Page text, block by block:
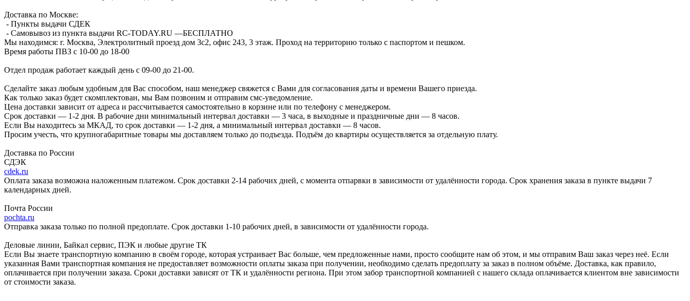
Доставка по Москве:
- Пункты выдачи СДЕК
- Самовывоз из пункта выдачи RC-TODAY.RU —БЕСПЛАТНО
Мы находимся: г. Москва, Электролитный проезд дом 3с2, офис 243, 3 этаж. Проход на территорию только с паспортом и пешком.
Время работы ПВЗ с 10-00 до 18-00
Отдел продаж работает каждый день с 09-00 до 21-00.
Сделайте заказ любым удобным для Вас способом, наш менеджер свяжется с Вами для согласования даты и времени Вашего приезда.
Как только заказ будет скомплектован, мы Вам позвоним и отправим смс-уведомление.
Цена доставки зависит от адреса и рассчитывается самостоятельно в корзине или по телефону с менеджером.
Срок доставки — 1-2 дня. В рабочие дни минимальный интервал доставки — 3 часа, в выходные и праздничные дни — 8 часов.
Если Вы находитесь за МКАД, то срок доставки — 1-2 дня, а минимальный интервал доставки — 8 часов.
Просим учесть, что крупногабаритные товары мы доставляем только до подъезда. Подъём до квартиры осуществляется за отдельную плату.
Доставка по России
СДЭК
cdek.ru
Оплата заказа возможна наложенным платежом. Срок доставки 2-14 рабочих дней, с момента отпарвки в зависимости от удалённости города. Срок хранения заказа в пункте выдачи 7
календарных дней.
Почта России
pochta.ru
Отправка заказа только по полной предоплате. Срок доставки 1-10 рабочих дней, в зависимости от удалённости города.
Деловые линии, Байкал сервис, ПЭК и любые другие ТК
Если Вы знаете транспортную компанию в своём городе, которая устраивает Вас больше, чем предложенные нами, просто сообщите нам об этом, и мы отправим Ваш заказ через неё. Если
указанная Вами транспортная компания не предоставляет возможности оплаты заказа при получении, необходимо сделать предоплату за заказ в полном объёме. Доставка, как правило,
оплачивается при получении заказа. Сроки доставки зависят от ТК и удалённости региона. При этом забор транспортной компанией с нашего склада оплачивается клиентом вне зависимости
от стоимости заказа.